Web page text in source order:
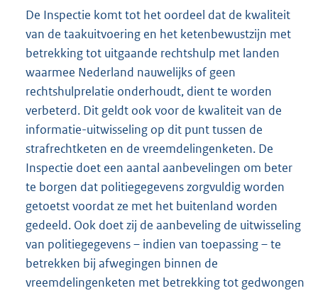
De Inspectie komt tot het oordeel dat de kwaliteit
van de taakuitvoering en het ketenbewustzijn met
betrekking tot uitgaande rechtshulp met landen
waarmee Nederland nauwelijks of geen
rechtshulprelatie onderhoudt, dient te worden
verbeterd. Dit geldt ook voor de kwaliteit van de
informatie-uitwisseling op dit punt tussen de
strafrechtketen en de vreemdelingenketen. De
Inspectie doet een aantal aanbevelingen om beter
te borgen dat politiegegevens zorgvuldig worden
getoetst voordat ze met het buitenland worden
gedeeld. Ook doet zij de aanbeveling de uitwisseling
van politiegegevens – indien van toepassing – te
betrekken bij afwegingen binnen de
vreemdelingenketen met betrekking tot gedwongen